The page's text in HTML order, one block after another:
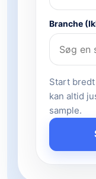
Branche
Start
kan altid
sample.